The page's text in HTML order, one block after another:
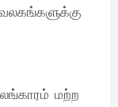
மற்ற